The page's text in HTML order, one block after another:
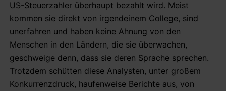
US-Steuerzahler überhaupt bezahlt wird. Meist
kommen sie direkt von irgendeinem College, sind
unerfahren und haben keine Ahnung von den
Menschen in den Ländern, die sie überwachen,
geschweige denn, dass sie deren Sprache sprechen.
Trotzdem schütten diese Analysten, unter großem
Konkurrenzdruck, haufenweise Berichte aus, von